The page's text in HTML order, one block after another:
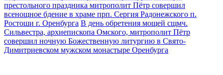
престольного праздника митрополит Пётр совершил
всенощное бдение в храме прп. Сергия Радонежского п.
Ростоши г. Оренбурга В день обретения мощей сщмч.
Сильвестра, архиепископа Омского, митрополит Пётр
совершил ночную Божественную литургию в Свято-
Димитриевском мужском монастыре Оренбурга